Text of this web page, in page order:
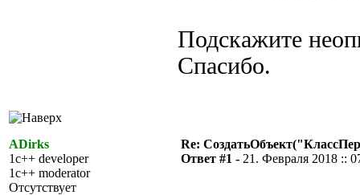
Подскажите
Спасибо.
ADirks
1c++ developer
1c++ moderator
Отсутствует
Re:
Ответ #1 - 21. Февраля 2018 ::